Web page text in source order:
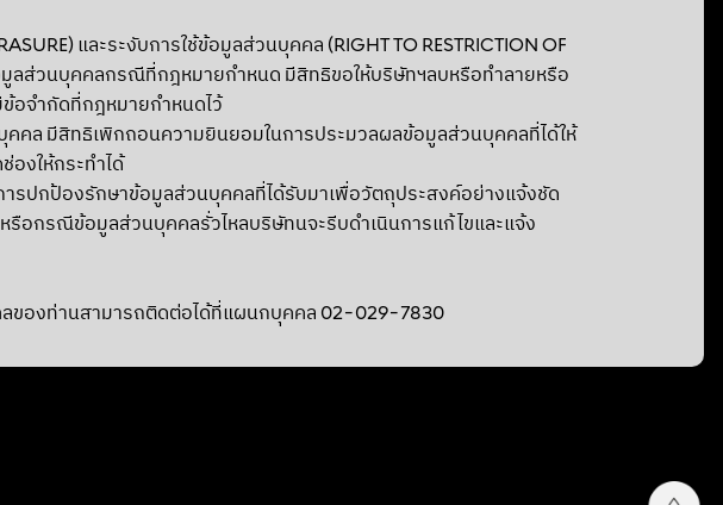
และระงับการใช้ข้อมูลส่วนบุคคล (RIGHT TO RESTRICTION OF
มูลส่วนบุคคลกรณีที่กฎหมายกำหนด มีสิทธิขอให้บริษัทฯลบหรือทำลายหรือ
อจำกัดที่กฎหมายกำหนดไว้
คคล มีสิทธิเพิกถอนความยินยอมในการประมวลผลข้อมูลส่วนบุคคลที่ได้ให้
องให้กระทำได้
การปกป้องรักษาข้อมูลส่วนบุคคลที่ได้รับมาเพื่อวัตถุประสงค์อย่างแจ้งชัด
กรณีข้อมูลส่วนบุคคลรั่วไหลบริษัทนจะรีบดำเนินการแก้ไขและแจ้ง
ของท่านสามารถติดต่อได้ที่แผนกบุคคล 02-029-7830